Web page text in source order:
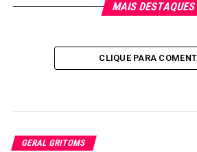
MAIS DESTAQUES
CLIQUE PARA
GERAL GRITOMS